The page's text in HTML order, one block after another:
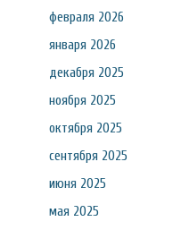
февраля 2026
января 2026
декабря 2025
ноября 2025
октября 2025
сентября 2025
июня 2025
мая 2025